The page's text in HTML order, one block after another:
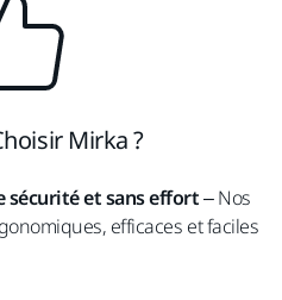
Mirka ?
sécurité et sans effort– Nos
efficaces et faciles